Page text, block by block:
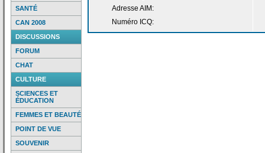
SANTÉ
CAN 2008
DISCUSSIONS
FORUM
CHAT
CULTURE
SCIENCES ET
ÉDUCATION
FEMMES ET BEAUTÉ
POINT DE VUE
SOUVENIR
Adresse AIM:
Numéro ICQ: